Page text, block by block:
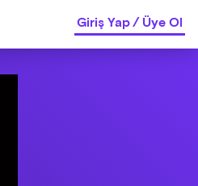
Giriş Yap/Üye Ol